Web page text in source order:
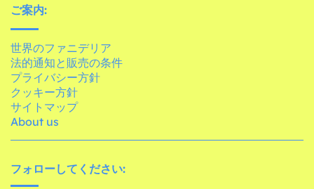
ご案内:
世界のファニデリア
法的通知と販売の条件
プライバシー方針
クッキー方針
サイトマップ
About us
フォローしてください: